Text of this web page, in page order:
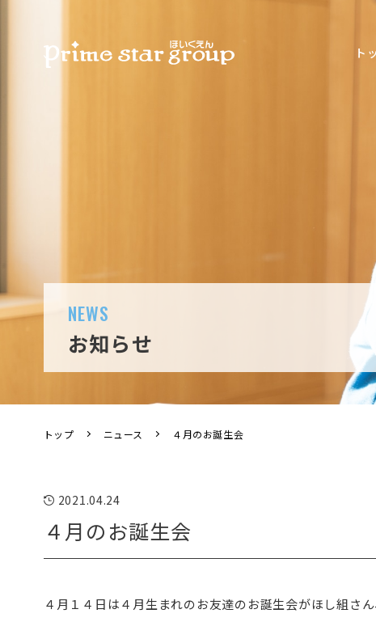
ト
NEWS
お知らせ
トップ ニュース ４月のお誕生会
2021.04.24
４月のお誕生会
４月１４日は４月生まれのお友達のお誕生会がほし組さ